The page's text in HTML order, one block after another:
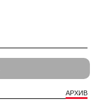
АРХИВ